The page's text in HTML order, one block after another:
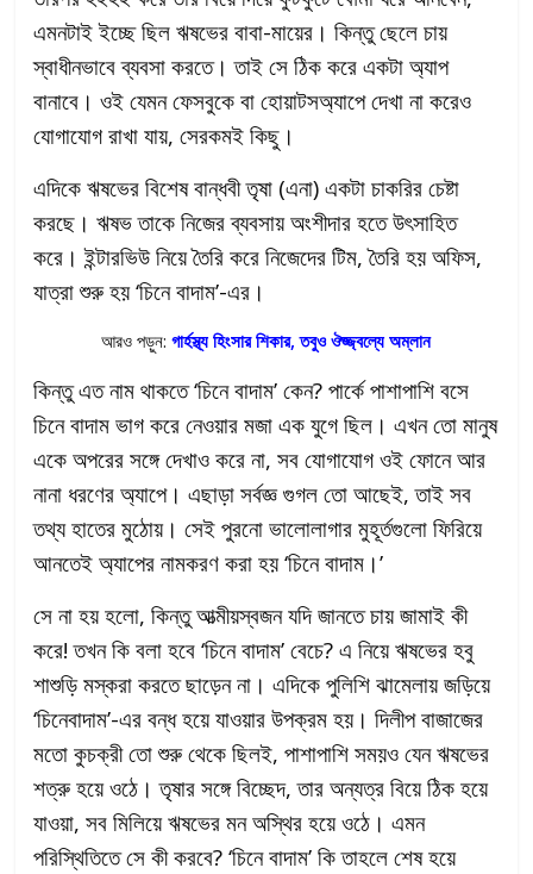
এমনটাই ইচ্ছে ছিল ঋষভের বাবা-মায়ের। কিন্তু ছেলে চায়
স্বাধীনভাবে ব্যবসা করতে। তাই সে ঠিক করে একটা অ্যাপ
বানাবে। ওই যেমন ফেসবুকে বা হোয়াটসঅ্যাপে দেখা না করেও
যোগাযোগ রাখা যায়, সেরকমই কিছু।
এদিকে ঋষভের বিশেষ বান্ধবী তৃষা (এনা) একটা চাকরির চেষ্টা
করছে। ঋষভ তাকে নিজের ব্যবসায় অংশীদার হতে উৎসাহিত
করে। ইন্টারভিউ নিয়ে তৈরি করে নিজেদের টিম, তৈরি হয় অফিস,
যাত্রা শুরু হয় ‘চিনে বাদাম’-এর।
আরও পড়ুন:গার্হস্থ্য হিংসার শিকার, তবুও ঔজ্জ্বল্যে অম্লান
কিন্তু এত নাম থাকতে ‘চিনে বাদাম’ কেন? পার্কে পাশাপাশি বসে
চিনে বাদাম ভাগ করে নেওয়ার মজা এক যুগে ছিল। এখন তো মানুষ
একে অপরের সঙ্গে দেখাও করে না, সব যোগাযোগ ওই ফোনে আর
নানা ধরণের অ্যাপে। এছাড়া সর্বজ্ঞ গুগল তো আছেই, তাই সব
তথ্য হাতের মুঠোয়। সেই পুরনো ভালোলাগার মুহূর্তগুলো ফিরিয়ে
আনতেই অ্যাপের নামকরণ করা হয় ‘চিনে বাদাম।’
সে না হয় হলো, কিন্তু আত্মীয়স্বজন যদি জানতে চায় জামাই কী
করে! তখন কি বলা হবে ‘চিনে বাদাম’ বেচে? এ নিয়ে ঋষভের হবু
শাশুড়ি মস্করা করতে ছাড়েন না। এদিকে পুলিশি ঝামেলায় জড়িয়ে
‘চিনেবাদাম’-এর বন্ধ হয়ে যাওয়ার উপক্রম হয়। দিলীপ বাজাজের
মতো কুচক্রী তো শুরু থেকে ছিলই, পাশাপাশি সময়ও যেন ঋষভের
শত্রু হয়ে ওঠে। তৃষার সঙ্গে বিচ্ছেদ, তার অন্যত্র বিয়ে ঠিক হয়ে
যাওয়া, সব মিলিয়ে ঋষভের মন অস্থির হয়ে ওঠে। এমন
পরিস্থিতিতে সে কী করবে? ‘চিনে বাদাম’ কি তাহলে শেষ হয়ে